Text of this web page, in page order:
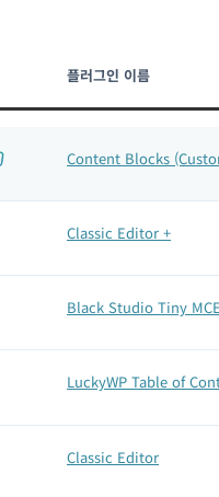
플러그인 이름
Content Blocks
Classic Editor +
Black Studio Tiny
LuckyWP Table of
Classic Editor